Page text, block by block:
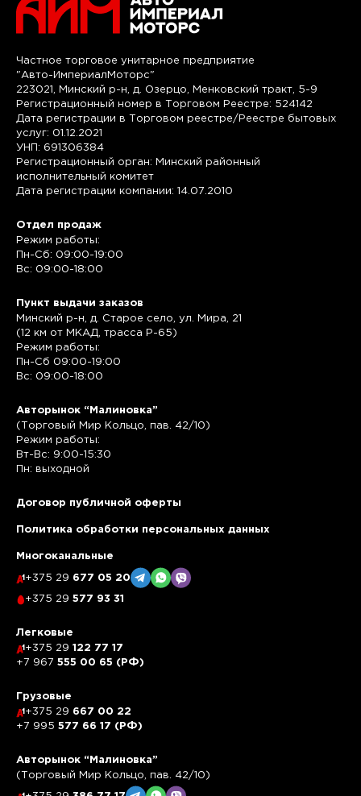
Частное торговое унитарное предприятие
"Авто-ИмпериалМоторс"
223021, Минский р-н, д. Озерцо, Менковский тракт, 5-9
Регистрационный номер в Торговом Реестре: 524142
Дата регистрации в Торговом реестре/Реестре бытовых
услуг: 01.12.2021
УНП: 691306384
Регистрационный орган: Минский районный
исполнительный комитет
Дата регистрации компании: 14.07.2010
Отдел продаж
Режим работы:
Пн-Сб: 09:00-19:00
Вс: 09:00-18:00
Пункт выдачи заказов
Минский р-н, д. Старое село, ул. Мира, 21
(12 км от МКАД, трасса P-65)
Режим работы:
Пн-Сб 09:00-19:00
Вс: 09:00-18:00
Авторынок “Малиновка”
(Торговый Мир Кольцо, пав. 42/10)
Режим работы:
Вт-Вс: 9:00-15:30
Пн: выходной
Договор публичной оферты
Политика обработки персональных данных
Многоканальные
+375 29 677 05 20
+375 29 577 93 31
Легковые
+375 29 122 77 17
+7 967 555 00 65 (РФ)
Грузовые
+375 29 667 00 22
+7 995 577 66 17 (РФ)
Авторынок “Малиновка”
(Торговый Мир Кольцо, пав. 42/10)